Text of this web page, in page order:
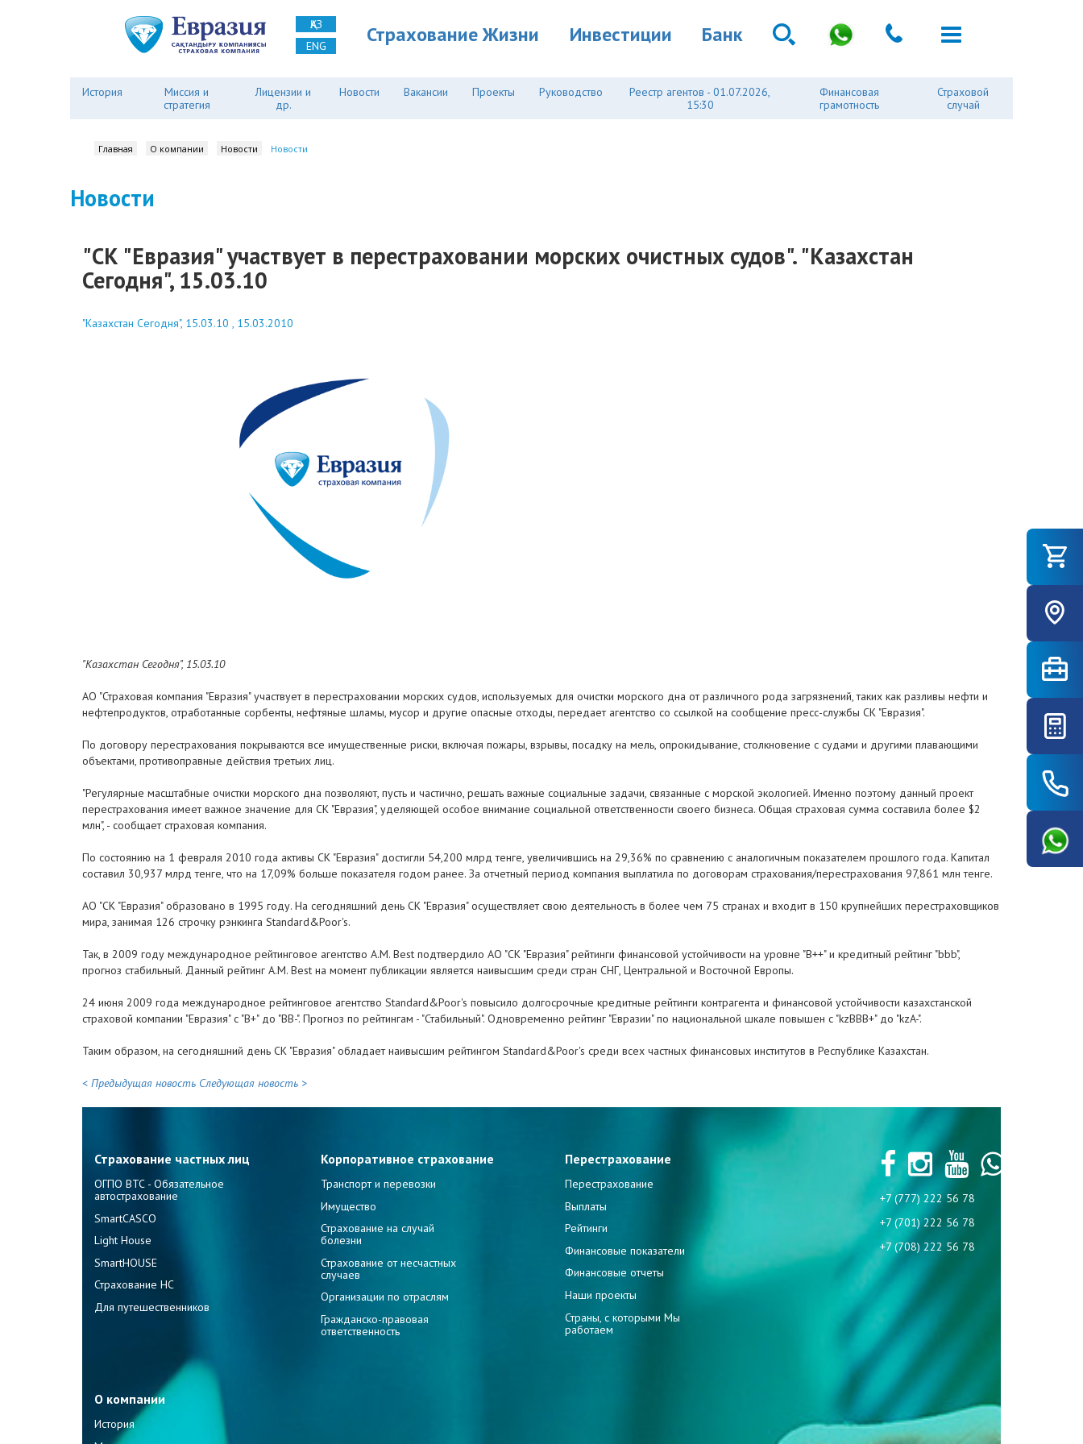
ҚАЗ
ENG
Страхование Жизни Инвестиции Банк
История
Миссия и
стратегия
Лицензии и
др.
Новости Вакансии Проекты Руководство
Реестр агентов - 01.07.2026,
15:30
Финансовая
грамотность
Страховой
случай
Главная О компании Новости Новости
Новости
"СК "Евразия" участвует в перестраховании морских очистных судов". "Казахстан
Сегодня", 15.03.10
"Казахстан Сегодня", 15.03.10 , 15.03.2010
"Казахстан Сегодня", 15.03.10
АО "Страховая компания "Евразия" участвует в перестраховании морских судов, используемых для очистки морского дна от различного рода загрязнений, таких как разливы нефти и
нефтепродуктов, отработанные сорбенты, нефтяные шламы, мусор и другие опасные отходы, передает агентство со ссылкой на сообщение пресс-службы СК "Евразия".
По договору перестрахования покрываются все имущественные риски, включая пожары, взрывы, посадку на мель, опрокидывание, столкновение с судами и другими плавающими
объектами, противоправные действия третьих лиц.
"Регулярные масштабные очистки морского дна позволяют, пусть и частично, решать важные социальные задачи, связанные с морской экологией. Именно поэтому данный проект
перестрахования имеет важное значение для СК "Евразия", уделяющей особое внимание социальной ответственности своего бизнеса. Общая страховая сумма составила более $2
млн", - сообщает страховая компания.
По состоянию на 1 февраля 2010 года активы СК "Евразия" достигли 54,200 млрд тенге, увеличившись на 29,36% по сравнению с аналогичным показателем прошлого года. Капитал
составил 30,937 млрд тенге, что на 17,09% больше показателя годом ранее. За отчетный период компания выплатила по договорам страхования/перестрахования 97,861 млн тенге.
АО "СК "Евразия" образовано в 1995 году. На сегодняшний день СК "Евразия" осуществляет свою деятельность в более чем 75 странах и входит в 150 крупнейших перестраховщиков
мира, занимая 126 строчку рэнкинга Standard&Poor's.
Так, в 2009 году международное рейтинговое агентство A.M. Best подтвердило АО "СК "Евразия" рейтинги финансовой устойчивости на уровне "B++" и кредитный рейтинг "bbb",
прогноз стабильный. Данный рейтинг A.M. Best на момент публикации является наивысшим среди стран СНГ, Центральной и Восточной Европы.
24 июня 2009 года международное рейтинговое агентство Standard&Poor's повысило долгосрочные кредитные рейтинги контрагента и финансовой устойчивости казахстанской
страховой компании "Евразия" с "В+" до "BB-". Прогноз по рейтингам - "Стабильный". Одновременно рейтинг "Евразии" по национальной шкале повышен с "kzВВВ+" до "kzA-".
Таким образом, на сегодняшний день СК "Евразия" обладает наивысшим рейтингом Standard&Poor's среди всех частных финансовых институтов в Республике Казахстан.
< Предыдущая новость Следующая новость >
Страхование частных лиц
ОГПО ВТС - Обязательное
автострахование
SmartCASCO
Light House
SmartHOUSE
Страхование НС
Для путешественников
Корпоративное страхование
Транспорт и перевозки
Имущество
Страхование на случай
болезни
Страхование от несчастных
случаев
Организации по отраслям
Гражданско-правовая
ответственность
Перестрахование
Перестрахование
Выплаты
Рейтинги
Финансовые показатели
Финансовые отчеты
Наши проекты
Страны, с которыми Мы
работаем
О компании
История
+7 (777) 222 56 78
+7 (701) 222 56 78
+7 (708) 222 56 78